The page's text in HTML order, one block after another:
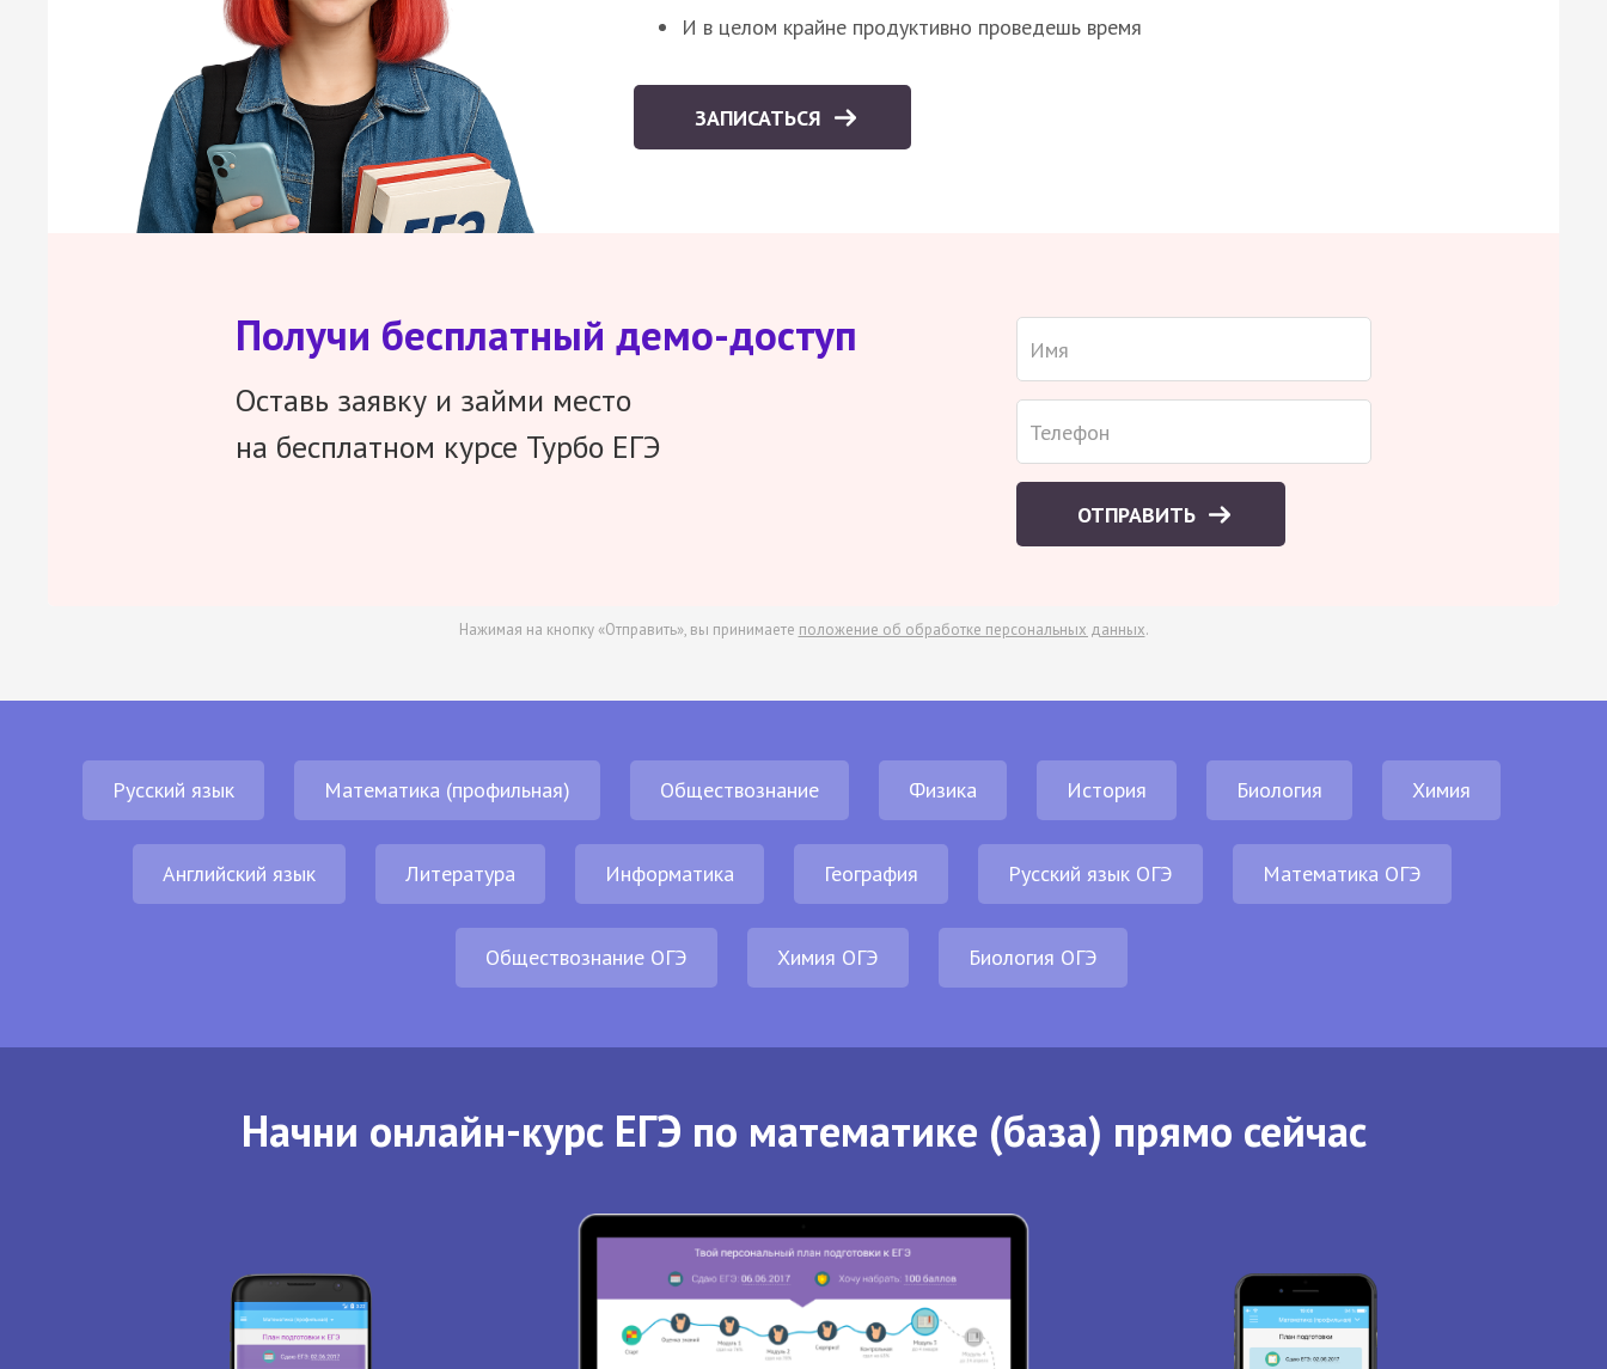
И в целом крайне продуктивно проведешь время
ЗАПИСАТЬСЯ
Получи бесплатный демо-доступ
Оставь заявку и займи место
на бесплатном курсе Турбо ЕГЭ
ОТПРАВИТЬ
Нажимая на кнопку «Отправить», вы принимаете положение об обработке персональных данных.
Русский язык Математика (профильная) Обществознание Физика История Биология Химия
Английский язык Литература Информатика География Русский язык ОГЭ Математика ОГЭ
Обществознание ОГЭ Химия ОГЭ Биология ОГЭ
Начни онлайн-курс ЕГЭ по математике (база) прямо сейчас